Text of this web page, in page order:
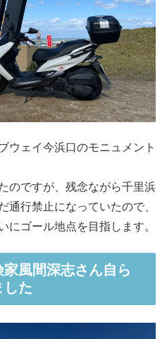
ウェイ今浜口のモニュメント
のですが、残念ながら千里浜
通行禁止になっていたので、
にゴール地点を目指します。
風間深志さん自ら
した